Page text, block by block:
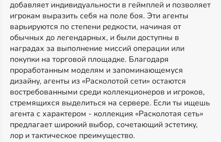
добавляет индивидуальности в геймплей и позволяет
игрокам выразить себя на поле боя. Эти агенты
варьируются по степени редкости, начиная от
обычных до легендарных, и были доступны в
наградах за выполнение миссий операции или
покупки на торговой площадке. Благодаря
проработанным моделям и запоминающемуся
дизайну, агенты из «Расколотой сети» остаются
востребованными среди коллекционеров и игроков,
стремящихся выделиться на сервере. Если ты ищешь
агента с характером - коллекция «Расколотая сеть»
предлагает широкий выбор, сочетающий эстетику,
лор и тактическое преимущество.